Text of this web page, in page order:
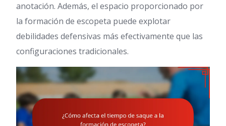
anotación. Además, el espacio proporcionado por
la formación de escopeta puede explotar
debilidades defensivas más efectivamente que las
configuraciones tradicionales.